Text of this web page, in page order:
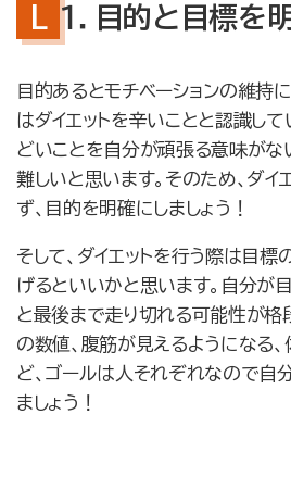
１．目的と目標を
目的あるとモチベーションの維持
はダイエットを辛いことと認識して
どいことを自分が頑張る意味がな
難しいと思います。そのため、ダイ
ず、目的を明確にしましょう！
そして、ダイエットを行う際は目
げるといいかと思います。自分が
と最後まで走り切れる可能性が格
の数値、腹筋が見えるようになる
ど、ゴールは人それぞれなので自
ましょう！